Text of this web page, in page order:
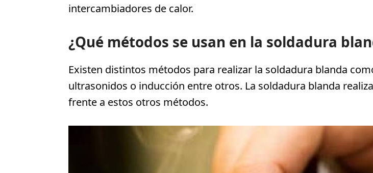
intercambiadores de calor.
¿Qué métodos se usan en la soldadura
Existen distintos métodos para realizar la soldadura blanda
ultrasonidos o inducción entre otros. La soldadura blanda
frente a estos otros métodos.